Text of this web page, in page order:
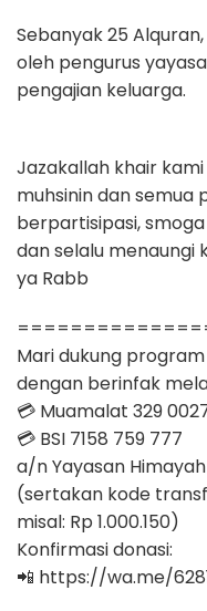
Sebanyak 25
oleh pengurus
pengajian keluarga.
Jazakallah khair
muhsinin dan semua
berpartisipasi,
dan selalu menaungi
ya Rabb
Mari dukung
dengan berinfak
💳 Muamalat 329
💳 BSI 7158 759 777
a/n Yayasan
(sertakan kode
misal: Rp 1.000.150)
Konfirmasi donasi:
📲 https://wa.me/